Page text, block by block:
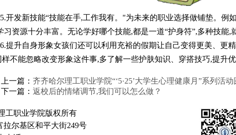
新技能“技能在手,工作我有。"为未来的职业选择做铺垫。例
习资源十分丰富。无论学好哪个技能,都是一道“护身符”,多种技能,
自身形象女孩们还可以利用充裕的假期让自己变得更美、更
样不能忽略改变形象这件事,多了解一些护肤知识、穿搭技巧,提升优
上一篇： 齐齐哈尔理工职业学院“‘5·25’大学生心理健康月”系列活
下一篇： 返校后的情绪调节,我们可以怎么做？
工职业学院版权所有
拉尔基区和平大街249号